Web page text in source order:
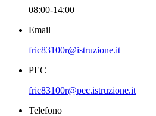
08:00-14:00
Email
fric83100r@istruzione.it
PEC
fric83100r@pec.istruzione.it
Telefono